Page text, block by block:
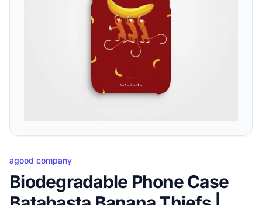
agood company
Biodegradable Phone Case